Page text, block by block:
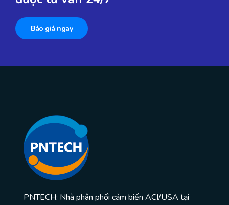
Báo giá ngay
PNTECH: Nhà phân phối cảm biến ACI/USA tại